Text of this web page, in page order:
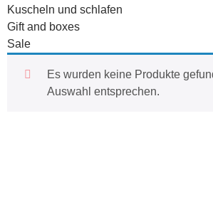
Kuscheln und schlafen
Gift and boxes
Sale
Es wurden keine Produkte
Auswahl entsprechen.